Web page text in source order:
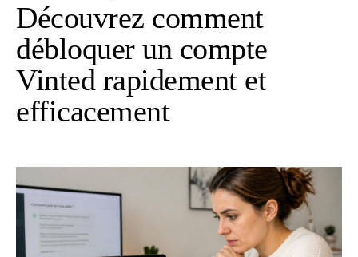
Découvrez comment
débloquer un compte
Vinted rapidement et
efficacement